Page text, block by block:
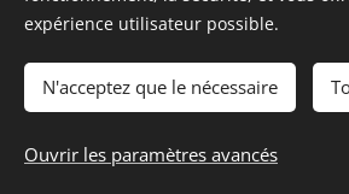
Ajouter au
Langues
Français
expérience utilisateur possible.
N'acceptez que le nécessaire
Ouvrir les paramètres avancés